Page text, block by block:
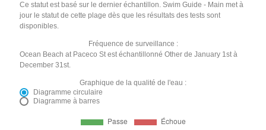
Ce statut est basé sur le dernier échantillon. Swim Guide - Main met à
jour le statut de cette plage dès que les résultats des tests sont
disponibles.
Fréquence de surveillance :
Ocean Beach at Paceco St est échantillonné Other de January 1st à
December 31st.
Graphique de la qualité de l'eau :
Diagramme circulaire
Diagramme à barres